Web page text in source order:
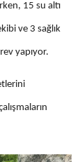
15 su altı
ve 3 sağlık
yapıyor.